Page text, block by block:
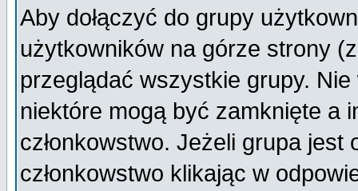
Aby dołączyć do grupy
użytkowników na górze strony
przeglądać wszystkie grupy.
niektóre mogą być zamknięte a
członkowstwo. Jeżeli grupa
członkowstwo klikając w